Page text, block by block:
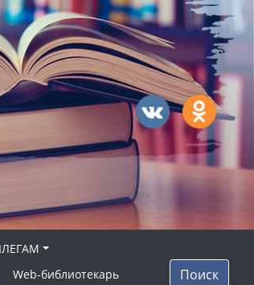
Web-библиотекарь
Поиск